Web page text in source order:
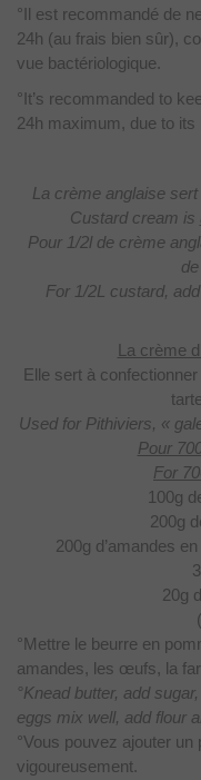
°Il est recommandé de
24h (au frais bien sûr),
vue bactériologique.
°It’s recommanded to
24h maximum, due to its
La crème anglaise sert
Custard cream is
Pour 1/2l de crème
For 1/2L custard,
La crème
Elle sert à confectionner
Used for Pithiviers, «
Pour
For
100g
200g
200g d’amandes
20g
°Mettre le beurre en
amandes, les œufs, la
°Knead butter, add
eggs mix well, add flour
°Vous pouvez ajouter un
vigoureusement.